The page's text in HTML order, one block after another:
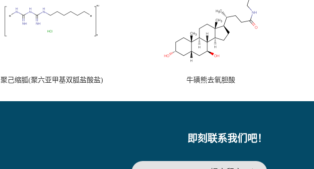
聚己缩胍(聚六亚甲基双胍盐酸盐) 牛磺熊去氧胆酸
即刻联系我们吧！